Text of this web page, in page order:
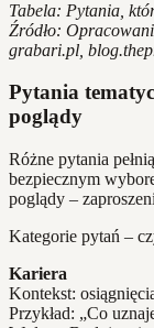
Tabela: Pytania,
Źródło:
grabari.pl,
Pytania
poglądy
Różne pytania
bezpiecznym
poglądy –
Kategorie pytań –
Kariera
Kontekst:
Przykład: „Co